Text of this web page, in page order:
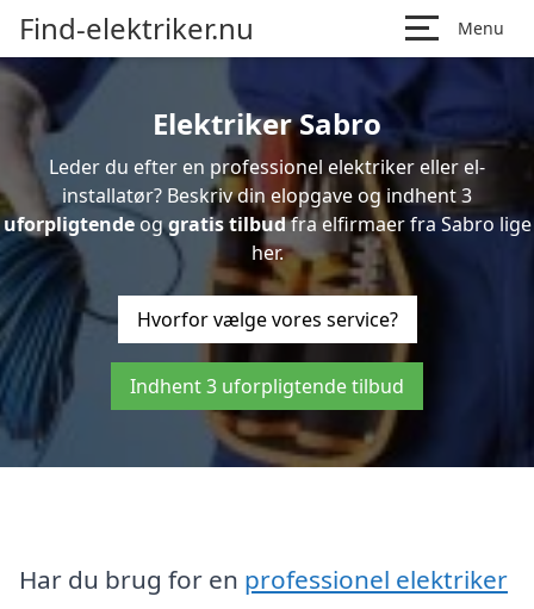
Find-elektriker.nu Menu
Elektriker Sabro
Leder du efter en professionel elektriker eller el-
installatør? Beskriv din elopgave og indhent 3
uforpligtendeoggratis tilbudfra elfirmaer fra Sabro lige
her.
Hvorfor vælge vores service?
Indhent 3 uforpligtende tilbud
Har du brug for en professionel elektriker